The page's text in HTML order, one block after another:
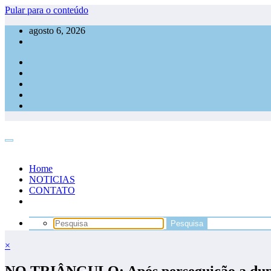
Pular para o conteúdo
agosto 6, 2026
Home
NOTICIAS
CONTATO
×